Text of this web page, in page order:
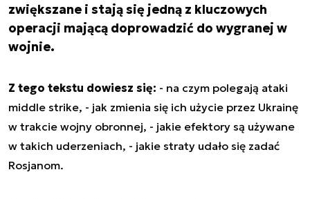
zwiększane i stają się jedną z kluczowych
operacji mającą doprowadzić do wygranej w
wojnie.
Z tego tekstu dowiesz się: - na czym polegają ataki
middle strike, - jak zmienia się ich użycie przez Ukrainę
w trakcie wojny obronnej, - jakie efektory są używane
w takich uderzeniach, - jakie straty udało się zadać
Rosjanom.